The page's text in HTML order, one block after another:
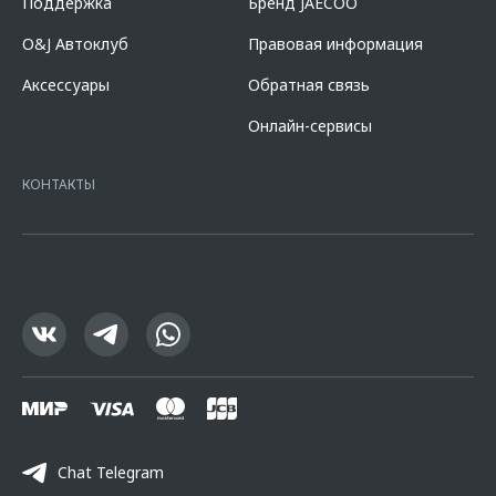
пролонгации процентная ставка увеличится на 3%. Оценивайте свои
финансовые возможности и риски. Подробнее уточняйте в
официальных дилерских центрах «Omoda». Изучите все условия
кредита в разделе «Кредит на покупку автомобиля у дилера» на
сайте банкаhttps://alfabank.ru/get-money/auto-loan/dealers/?
7728168971 ОГРН 1027700067328 место нахождение 107078, г.
офертой.
O&J Автоклуб
Аксессуары
Правовая информация
Обратная связь
Онлайн-сервисы
КОНТАКТЫ
Chat Telegram